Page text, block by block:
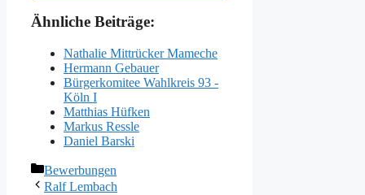
Ähnliche Beiträge:
Nathalie Mittrücker Mameche
Hermann Gebauer
Bürgerkomitee Wahlkreis 93 -
Köln I
Matthias Hüfken
Markus Ressle
Daniel Barski
Kategorien
Bewerbungen
Ralf Lembach